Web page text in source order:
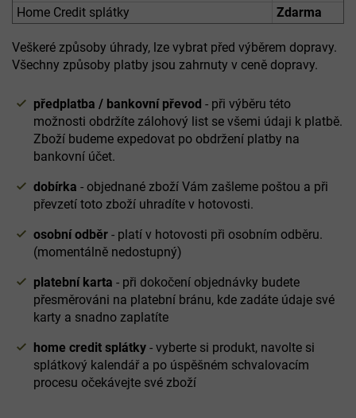
Home Credit splátky
Zdarma
Veškeré způsoby úhrady, lze vybrat před výběrem dopravy.
Všechny způsoby platby jsou zahrnuty v ceně dopravy.
předplatba / bankovní převod - při výběru této
možnosti obdržíte zálohový list se všemi údaji k platbě.
Zboží budeme expedovat po obdržení platby na
bankovní účet.
dobírka - objednané zboží Vám zašleme poštou a při
převzetí toto zboží uhradíte v hotovosti.
osobní odběr - platí v hotovosti při osobním odběru.
(momentálně nedostupný)
platební karta - při dokočení objednávky budete
přesměrováni na platební bránu, kde zadáte údaje své
karty a snadno zaplatíte
home credit splátky - vyberte si produkt, navolte si
splátkový kalendář a po úspěšném schvalovacím
procesu očekávejte své zboží